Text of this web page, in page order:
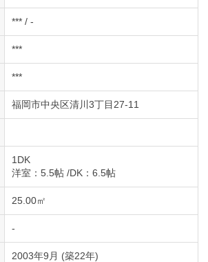
*** / -
***
***
福岡市中央区清川3丁目27-11
1DK
洋室 ：5.5帖 DK ：6.5帖
25.00㎡
-
2003年9月 (築22年)